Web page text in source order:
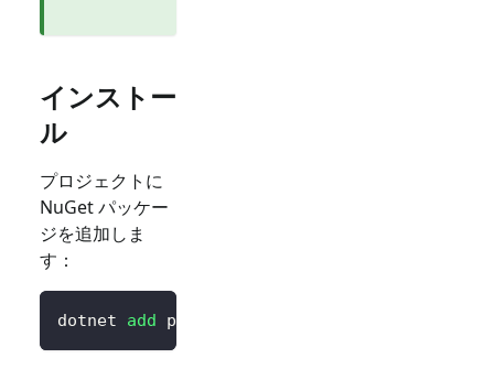
インストー
ル
プロジェクトに
NuGet パッケー
ジを追加しま
す：
dotnet add package